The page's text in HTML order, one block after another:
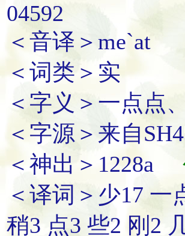
04592
＜音译＞me`at
＜词类＞实
＜字义＞一点点
＜字源＞来自
＜神出＞1228a
＜译词＞少17 一
稍3 点3 些2 刚2